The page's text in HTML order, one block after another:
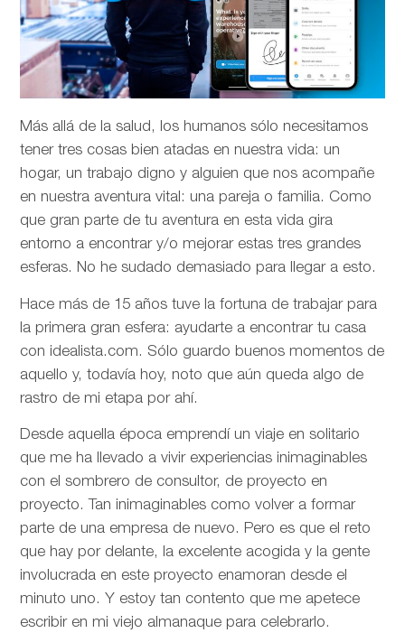
Más allá de la salud, los humanos sólo necesitamos
tener tres cosas bien atadas en nuestra vida: un
hogar, un trabajo digno y alguien que nos acompañe
en nuestra aventura vital: una pareja o familia. Como
que gran parte de tu aventura en esta vida gira
entorno a encontrar y/o mejorar estas tres grandes
esferas. No he sudado demasiado para llegar a esto.
Hace más de 15 años tuve la fortuna de trabajar para
la primera gran esfera: ayudarte a encontrar tu casa
con idealista.com. Sólo guardo buenos momentos de
aquello y, todavía hoy, noto que aún queda algo de
rastro de mi etapa por ahí.
Desde aquella época emprendí un viaje en solitario
que me ha llevado a vivir experiencias inimaginables
con el sombrero de consultor, de proyecto en
proyecto. Tan inimaginables como volver a formar
parte de una empresa de nuevo. Pero es que el reto
que hay por delante, la excelente acogida y la gente
involucrada en este proyecto enamoran desde el
minuto uno. Y estoy tan contento que me apetece
escribir en mi viejo almanaque para celebrarlo.